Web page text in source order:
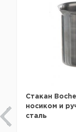
Стакан
носиком и
сталь